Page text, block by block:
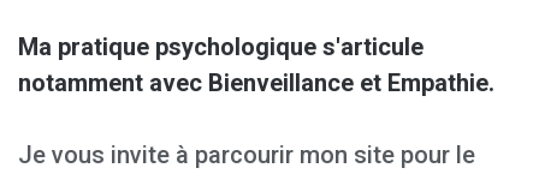
Ma pratique psychologique s'articule
notamment avec Bienveillance et Empathie.
Je vous invite à parcourir mon site pour le